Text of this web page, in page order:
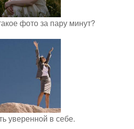
фото за пару минут?
уверенной в себе.